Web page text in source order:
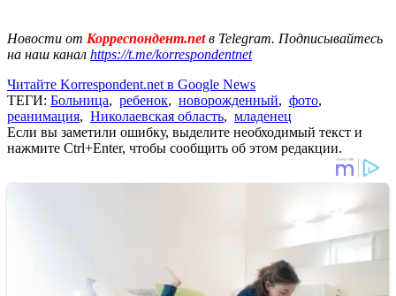
Новости от Корреспондент.netв Telegram. Подписывайтесь
на наш канал https://t.me/korrespondentnet
Читайте Korrespondent.net в Google News
ТЕГИ: Больница, ребенок, новорожденный, фото,
реанимация, Николаевская область, младенец
Если вы заметили ошибку, выделите необходимый текст и
нажмите Ctrl+Enter, чтобы сообщить об этом редакции.